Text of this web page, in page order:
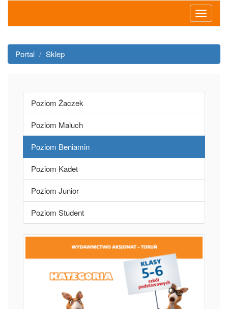
Portal Sklep
Poziom Żaczek
Poziom Maluch
Poziom Beniamin
Poziom Kadet
Poziom Junior
Poziom Student